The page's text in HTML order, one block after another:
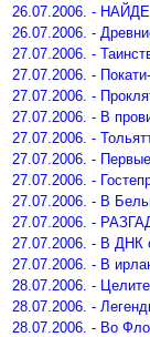
26.07.2006. -
26.07.2006. -
27.07.2006. -
27.07.2006. -
27.07.2006. -
27.07.2006. - В
27.07.2006. -
27.07.2006. -
27.07.2006. -
27.07.2006. - В
27.07.2006. -
27.07.2006. - В ДНК
27.07.2006. - В
28.07.2006. -
28.07.2006. -
28.07.2006. - Во